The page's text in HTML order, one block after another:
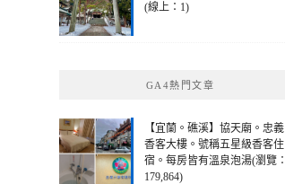
(線上：1)
GA4熱門文章
【宜蘭。礁溪】協天廟。忠義
香客大樓。號稱五星級香客住
宿。每房皆有溫泉泡湯(瀏覽：
179,864)